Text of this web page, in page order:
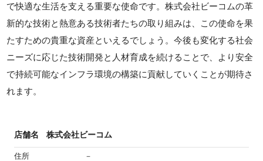
で快適な生活を支える重要な使命です。株式会社ビーコムの革
新的な技術と熱意ある技術者たちの取り組みは、この使命を果
たすための貴重な資産といえるでしょう。今後も変化する社会
ニーズに応じた技術開発と人材育成を続けることで、より安全
で持続可能なインフラ環境の構築に貢献していくことが期待さ
れます。
店舗名 株式会社ビーコム
住所 －